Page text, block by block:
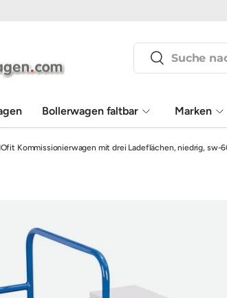
Suchen
Suchen
Bollerwagen faltbar Marken
Kommissionierwagen mit drei Ladeflächen, niedrig, sw-